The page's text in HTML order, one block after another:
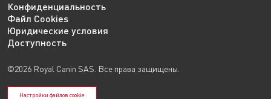
Конфиденциальность
Файл Cookies
Юридические условия
Доступность
©2026 Royal Canin SAS. Все права защищены.
Настройки файлов cookie